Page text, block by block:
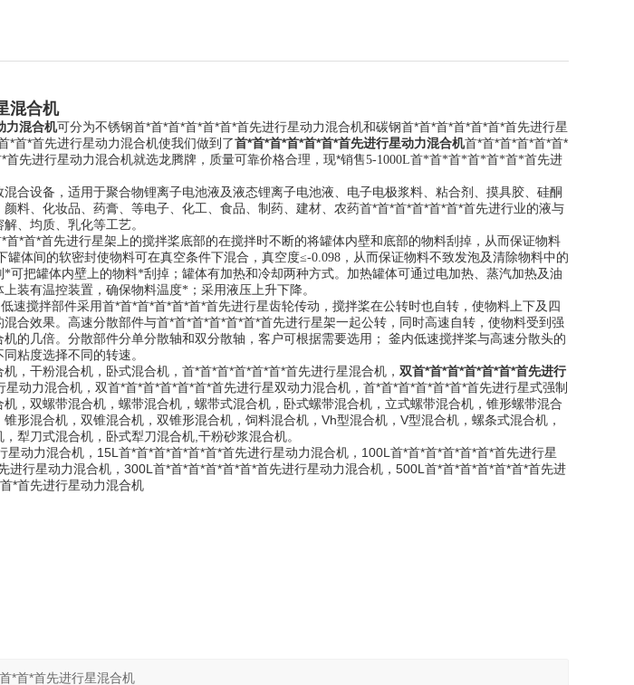
混合机
力混合机可分为不锈钢首*首*首*首*首*首*首先进行星动力混合机和碳钢首*首*首*首*首*首*首先进行星
*首*首先进行星动力混合机使我们做到了首*首*首*首*首*首*首先进行星动力混合机首*首*首*首*首*首*
先进行星动力混合机就选龙腾牌，质量可靠价格合理，现*销售5-1000L首*首*首*首*首*首*首先进
合设备，适用于聚合物锂离子电池液及液态锂离子电池液、电子电极浆料、粘合剂、摸具胶、硅酮
料、化妆品、药膏、等电子、化工、食品、制药、建材、农药首*首*首*首*首*首*首先进行业的液与
、均质、乳化等工艺。
*首*首先进行星架上的搅拌桨底部的在搅拌时不断的将罐体内壁和底部的物料刮掉，从而保证物料
罐体间的软密封使物料可在真空条件下混合，真空度≤-0.098 ，从而保证物料不致发泡及清除物料中的
可把罐体内壁上的物料*刮掉；罐体有加热和冷却两种方式。加热罐体可通过电加热、蒸汽加热及油
装有温控装置，确保物料温度*；采用液压上升下降。
搅拌部件采用首*首*首*首*首*首*首先进行星齿轮传动，搅拌桨在公转时也自转，使物料上下及四
合效果。高速分散部件与首*首*首*首*首*首*首先进行星架一起公转，同时高速自转，使物料受到强
的几倍。分散部件分单分散轴和双分散轴，客户可根据需要选用； 釜内低速搅拌桨与高速分散头的
粘度选择不同的转速。
，干粉混合机，卧式混合机，首*首*首*首*首*首*首先进行星混合机， 双首*首*首*首*首*首*首先进行
动力混合机，双首*首*首*首*首*首*首先进行星双动力混合机，首*首*首*首*首*首*首先进行星式强制
，双螺带混合机，螺带混合机，螺带式混合机，卧式螺带混合机，立式螺带混合机，锥形螺带混合
形混合机，双锥混合机，双锥形混合机，饲料混合机，Vh型混合机，V型混合机，螺条式混合机，
犁刀式混合机，卧式犁刀混合机,干粉砂浆混合机。
星动力混合机，15L首*首*首*首*首*首*首先进行星动力混合机，100L首*首*首*首*首*首*首先进行星
进行星动力混合机，300L首*首*首*首*首*首*首先进行星动力混合机，500L首*首*首*首*首*首*首先进
*首先进行星动力混合机